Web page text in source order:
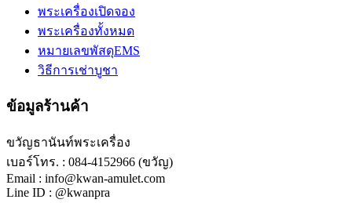
พระเครื่องเปิดจอง
พระเครื่องทั้งหมด
หมายเลขพัสดุEMS
วิธีการเช่าบูชา
ข้อมูลร้านค้า
ขวัญธานันท์พระเครื่อง
เบอร์โทร. : 084-4152966 (ขวัญ)
Email : info@kwan-amulet.com
Line ID : @kwanpra